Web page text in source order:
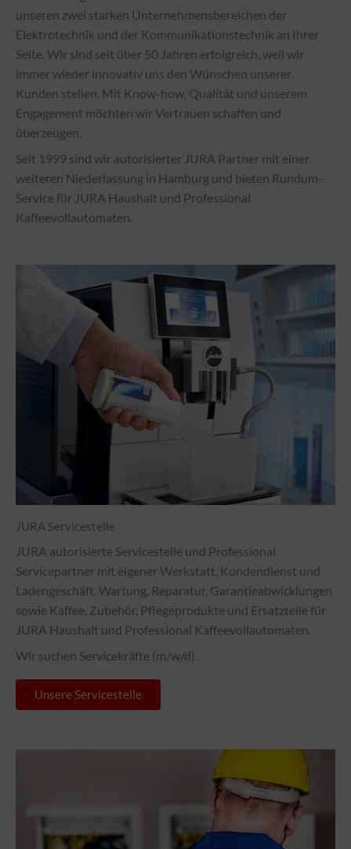
unseren zwei starken Unternehmensbereichen der
Elektrotechnik und der Kommunikationstechnik an Ihrer
Seite. Wir sind seit über 50 Jahren erfolgreich, weil wir
immer wieder innovativ uns den Wünschen unserer
Kunden stellen. Mit Know-how, Qualität und unserem
Engagement möchten wir Vertrauen schaffen und
überzeugen.
Seit 1999 sind wir autorisierter JURA Partner mit einer
weiteren Niederlassung in Hamburg und bieten Rundum-
Service für JURA Haushalt und Professional
Kaffeevollautomaten.
JURA Servicestelle
JURA autorisierte Servicestelle und Professional
Servicepartner mit eigener Werkstatt, Kundendienst und
Ladengeschäft. Wartung, Reparatur, Garantieabwicklungen
sowie Kaffee, Zubehör, Pflegeprodukte und Ersatzteile für
JURA Haushalt und Professional Kaffeevollautomaten.
Wir suchen Servicekräfte (m/w/d).
Unsere Servicestelle